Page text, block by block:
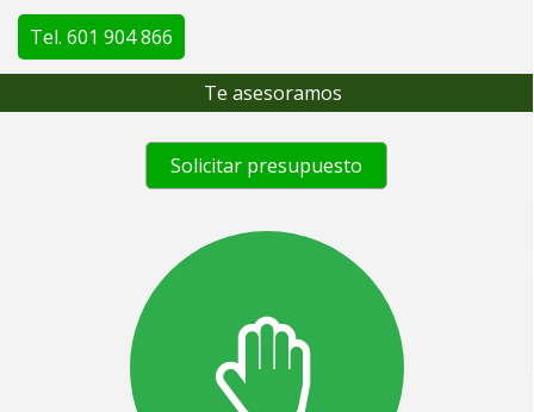
Tel. 601 904 866
Te asesoramos
Solicitar presupuesto